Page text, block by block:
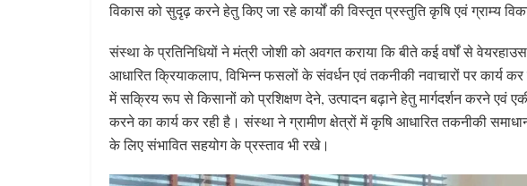
विकास को सुदृढ़ करने हेतु किए जा रहे कार्यों की विस्तृत प्रस्तुति कृषि एवं ग्राम्य
संस्था के प्रतिनिधियों ने मंत्री जोशी को अवगत कराया कि बीते कई वर्षों से वेयरहाउस
आधारित क्रियाकलाप, विभिन्न फसलों के संवर्धन एवं तकनीकी नवाचारों पर कार्य
में सक्रिय रूप से किसानों को प्रशिक्षण देने, उत्पादन बढ़ाने हेतु मार्गदर्शन करने एवं
करने का कार्य कर रही है। संस्था ने ग्रामीण क्षेत्रों में कृषि आधारित तकनीकी
के लिए संभावित सहयोग के प्रस्ताव भी रखे।